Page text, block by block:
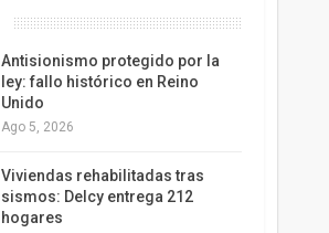
Antisionismo protegido por la
ley: fallo histórico en Reino
Unido
Ago 5, 2026
Viviendas rehabilitadas tras
sismos: Delcy entrega 212
hogares